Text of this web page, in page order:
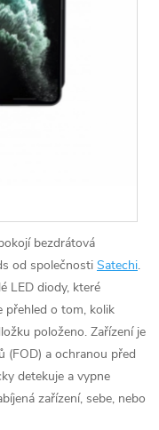
bezdrátová
od společnosti Satechi.
LED diody, které
přehled o tom, kolik
položeno. Zařízení je
(FOD) a ochranou před
detekuje a vypne
zařízení, sebe, nebo